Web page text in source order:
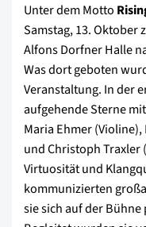
Unter dem Motto
Samstag, 13. Oktober
Alfons Dorfner Halle
Was dort geboten
Veranstaltung. In der
aufgehende Sterne mit
Maria Ehmer
und Christoph
Virtuosität und
kommunizierten
sie sich auf der